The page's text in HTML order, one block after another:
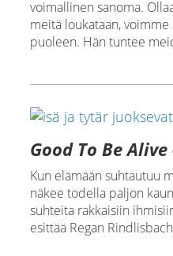
voimallinen sanoma.
meitä loukataan, voimme
puoleen. Hän tuntee
Good To Be
Kun elämään suhtautuu
näkee todella paljon
suhteita rakkaisiin
esittää Regan